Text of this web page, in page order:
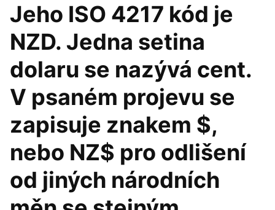
Jeho ISO 4217 kód je
NZD. Jedna setina
dolaru se nazývá cent.
V psaném projevu se
zapisuje znakem $,
nebo NZ$ pro odlišení
od jiných národních